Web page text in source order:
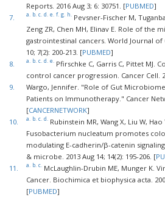
Reports. 2016 Aug 3; 6: 30751. [PUBMED]
7.
a. b. c. d. e. f. g. h. Pevsner-Fischer M,
Zeng ZR, Chen MH, Elinav E. Role of the
gastrointestinal cancers. World Journal of
10; 7(2): 200-213. [PUBMED]
8.
a. b. c. d. e. Pfirschke C, Garris C, Pittet MJ.
control cancer progression. Cancer Cell.
9.
Wargo, Jennifer. "Role of Gut
Patients on Immunotherapy." Cancer
[CANCERNETWORK]
10.
a. b. c. d. Rubinstein MR, Wang X, Liu W, Hao
Fusobacterium nucleatum promotes
modulating E-cadherin/β-catenin
& microbe. 2013 Aug 14; 14(2): 195-206. [
11.
a. b. c. McLaughlin-Drubin ME, Munger K.
Cancer. Biochimica et biophysica acta.
[PUBMED]